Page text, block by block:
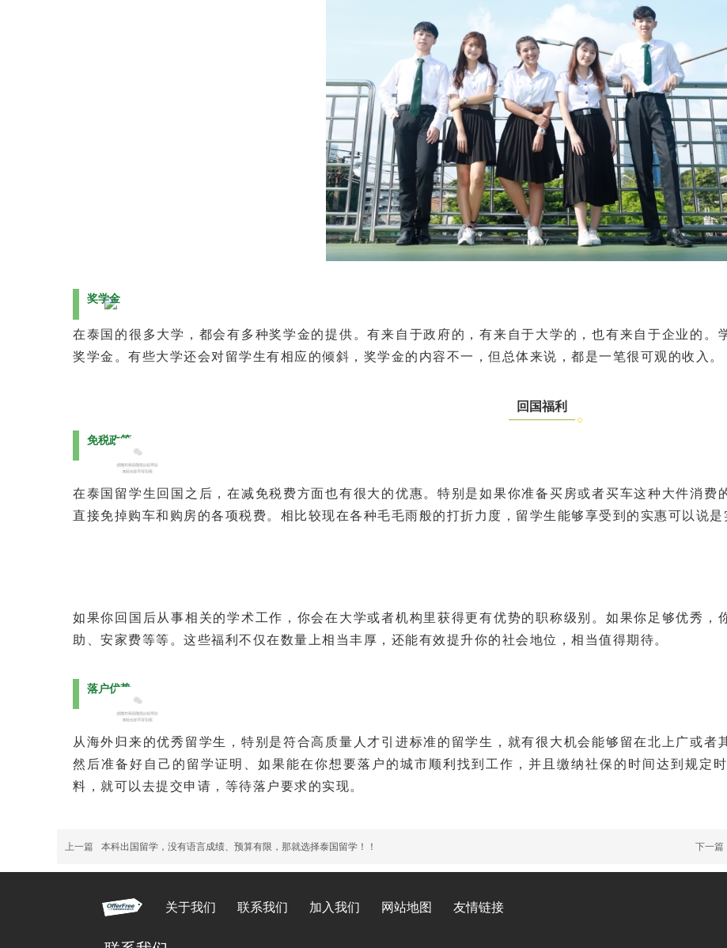
奖学金
在泰国的很多大学，都会有多种奖学金的提供。有来自于政府的，有来自于大学的，也有来自于企业的。
奖学金。有些大学还会对留学生有相应的倾斜，奖学金的内容不一，但总体来说，都是一笔很可观的收入。
回国福利
免税政策
在泰国留学生回国之后，在减免税费方面也有很大的优惠。特别是如果你准备买房或者买车这种大件消费
直接免掉购车和购房的各项税费。相比较现在各种毛毛雨般的打折力度，留学生能够享受到的实惠可以说是
如果你回国后从事相关的学术工作，你会在大学或者机构里获得更有优势的职称级别。如果你足够优秀，
助、安家费等等。这些福利不仅在数量上相当丰厚，还能有效提升你的社会地位，相当值得期待。
落户优势
从海外归来的优秀留学生，特别是符合高质量人才引进标准的留学生，就有很大机会能够留在北上广或者
然后准备好自己的留学证明、如果能在你想要落户的城市顺利找到工作，并且缴纳社保的时间达到规定
料，就可以去提交申请，等待落户要求的实现。
上一篇 本科出国留学，没有语言成绩、预算有限，那就选择泰国留学！！ 下一篇
关于我们 联系我们 加入我们 网站地图 友情链接